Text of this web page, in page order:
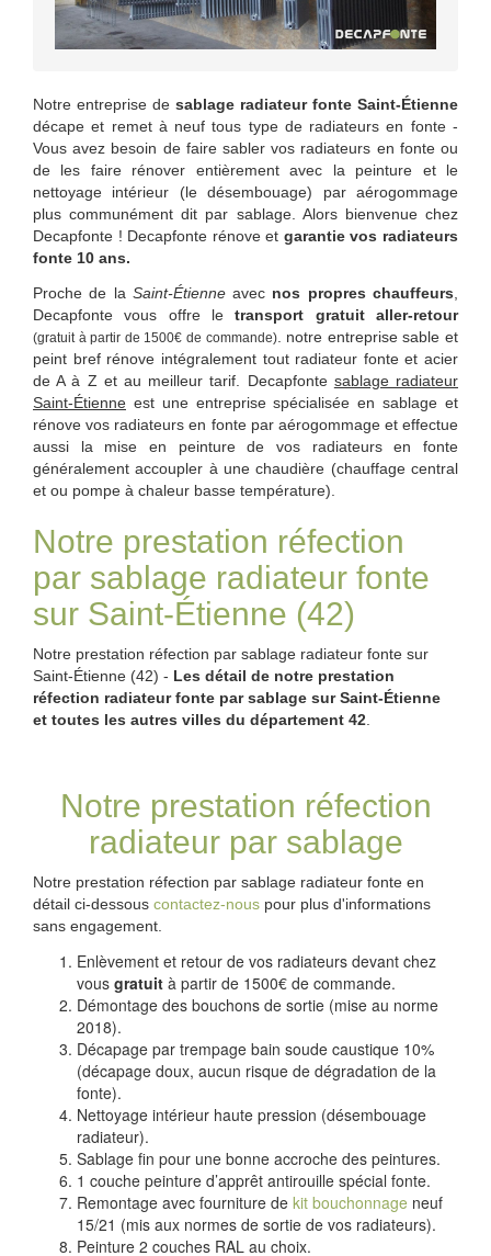
Notre entreprise de sablage radiateur fonte Saint-Étienne
décape et remet à neuf tous type de radiateurs en fonte -
Vous avez besoin de faire sabler vos radiateurs en fonte ou
de les faire rénover entièrement avec la peinture et le
nettoyage intérieur (le désembouage) par aérogommage
plus communément dit par sablage. Alors bienvenue chez
Decapfonte ! Decapfonte rénove et garantie vos radiateurs
fonte 10 ans.
Proche de la Saint-Étienneavec nos propres chauffeurs
Decapfonte vous offre letransport gratuit aller-retour
(gratuit à partir de 1500€ de commande). notre entreprise sable et
peint bref rénove intégralement tout radiateur fonte et acier
de A à Z et au meilleur tarif. Decapfonte sablage radiateur
Saint-Étienne est une entreprise spécialisée en sablage et
rénove vos radiateurs en fonte par aérogommage et effectue
aussi la mise en peinture de vos radiateurs en fonte
généralement accoupler à une chaudière (chauffage central
et ou pompe à chaleur basse température).
Notre prestation réfection
par sablage radiateur fonte
sur Saint-Étienne (42)
Notre prestation réfection par sablage radiateur fonte sur
Saint-Étienne (42) - Les détail de notre prestation
réfection radiateur fonte par sablage sur Saint-Étienne
et toutes les autres villes du département 42
Notre prestation réfection
radiateur par sablage
Notre prestation réfection par sablage radiateur fonte en
détail ci-dessous contactez-nous pour plus d'informations
sans engagement.
Enlèvement et retour de vos radiateurs devant chez
vous gratuit à partir de 1500€ de commande.
Démontage des bouchons de sortie (mise au norme
2018).
Décapage par trempage bain soude caustique 10%
(décapage doux, aucun risque de dégradation de la
fonte).
Nettoyage intérieur haute pression (désembouage
radiateur).
Sablage fin pour une bonne accroche des peintures.
1 couche peinture d’apprêt antirouille spécial fonte.
Remontage avec fourniture de kit bouchonnage neuf
15/21 (mis aux normes de sortie de vos radiateurs).
Peinture 2 couches RAL au choix.